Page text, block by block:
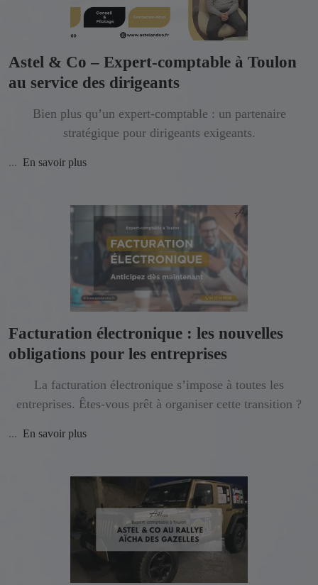
Astel & Co – Expert-comptable à Toulon
au service des dirigeants
Bien plus qu’un expert-comptable : un partenaire
stratégique pour dirigeants exigeants.
... En savoir plus
Facturation électronique : les nouvelles
obligations pour les entreprises
La facturation électronique s’impose à toutes les
entreprises. Êtes-vous prêt à organiser cette transition ?
... En savoir plus